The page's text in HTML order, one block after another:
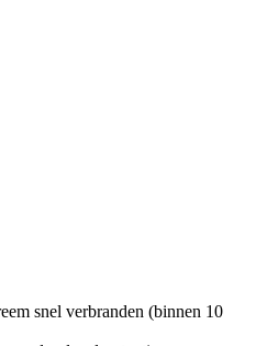
snel verbranden (binnen 10